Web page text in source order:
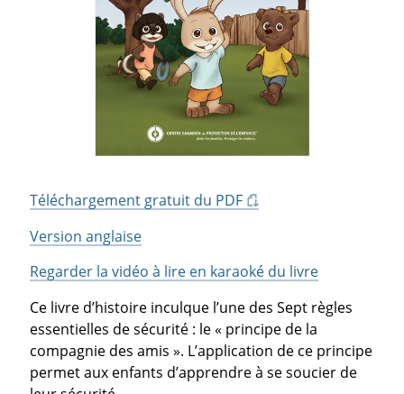
Téléchargement gratuit du PDF
Version anglaise
Regarder la vidéo à lire en karaoké du livre
Ce livre d’histoire inculque l’une des Sept règles
essentielles de sécurité : le « principe de la
compagnie des amis ». L’application de ce principe
permet aux enfants d’apprendre à se soucier de